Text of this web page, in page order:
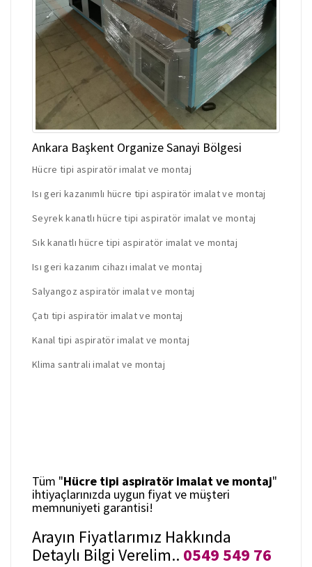
Ankara Başkent Organize Sanayi Bölgesi
Hücre tipi aspiratör imalat ve montaj
Isı geri kazanımlı hücre tipi aspiratör imalat ve montaj
Seyrek kanatlı hücre tipi aspiratör imalat ve montaj
Sık kanatlı hücre tipi aspiratör imalat ve montaj
Isı geri kazanım cihazı imalat ve montaj
Salyangoz aspiratör imalat ve montaj
Çatı tipi aspiratör imalat ve montaj
Kanal tipi aspiratör imalat ve montaj
Klima santrali imalat ve montaj
Tüm "Hücre tipi aspiratör imalat ve montaj"
ihtiyaçlarınızda uygun fiyat ve müşteri
memnuniyeti garantisi!
Arayın Fiyatlarımız Hakkında
Detaylı Bilgi Verelim.. 0549 549 76